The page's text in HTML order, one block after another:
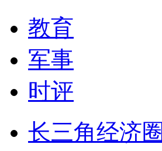
教育
军事
时评
长三角经济圈